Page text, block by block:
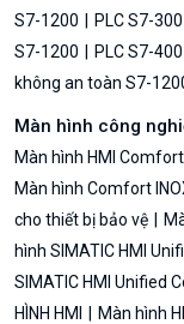
S7-1200
PLC S7-300
S7-1200
PLC S7-400
không an toàn S7-
Màn hình công
Màn hình HMI
Màn hình Comfort
cho thiết bị bảo vệ
hình SIMATIC HMI
SIMATIC HMI Unified
HÌNH HMI
Màn hình